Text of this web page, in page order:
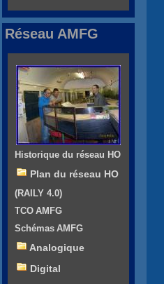
Réseau AMFG
Historique du réseau HO
Plan du réseau HO
(RAILY 4.0)
TCO AMFG
Schémas AMFG
Analogique
Digital